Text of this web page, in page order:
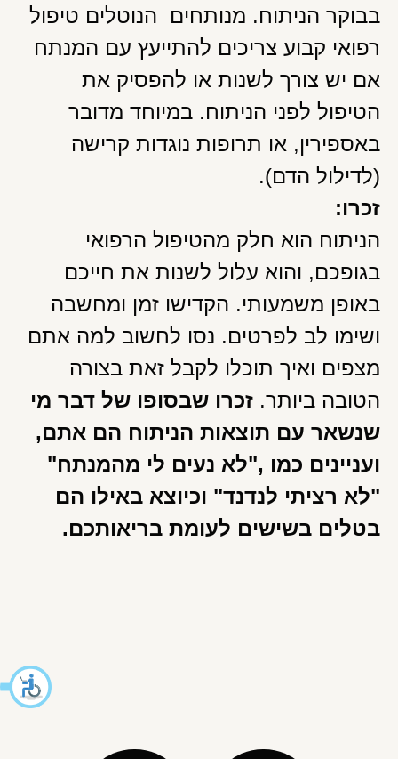
בבוקר הניתוח. מנותחים הנוטלים טיפול
רפואי קבוע צריכים להתייעץ עם המנתח
אם יש צורך לשנות או להפסיק את
הטיפול לפני הניתוח. במיוחד מדובר
באספירין, או תרופות נוגדות קרישה
(לדילול הדם).
זכרו:
הניתוח הוא חלק מהטיפול הרפואי
בגופכם, והוא עלול לשנות את חייכם
באופן משמעותי. הקדישו זמן ומחשבה
ושימו לב לפרטים. נסו לחשוב למה אתם
מצפים ואיך תוכלו לקבל זאת בצורה
הטובה ביותר. זכרו שבסופו של דבר מי
שנשאר עם תוצאות הניתוח הם אתם,
ועניינים כמו ,"לא נעים לי מהמנתח"
"לא רציתי לנדנד" וכיוצא באילו הם
בטלים בשישים לעומת בריאותכם.